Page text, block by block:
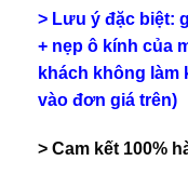
> Lưu ý đặc biệt:
+ nẹp ô kính của
khách không làm
vào đơn giá trên)
> Cam kết 100%